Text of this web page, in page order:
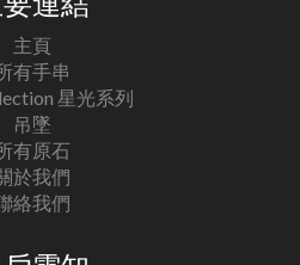
主頁
有手串
星光系列
吊墜
有原石
於我們
絡我們